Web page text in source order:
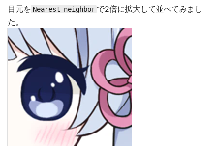
目元を Nearest neighbor で2倍に拡大して並べてみまし
た。